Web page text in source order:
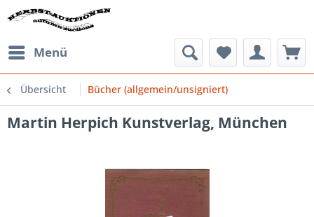
Menü
Übersicht Bücher (allgemein/unsigniert)
Martin Herpich Kunstverlag, München